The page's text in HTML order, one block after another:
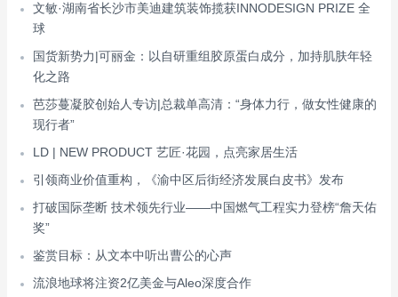
文敏·湖南省长沙市美迪建筑装饰揽获INNODESIGN PRIZE 全
球
国货新势力|可丽金：以自研重组胶原蛋白成分，加持肌肤年轻
化之路
芭莎蔓凝胶创始人专访|总裁单高清：“身体力行，做女性健康的
现行者”
LD | NEW PRODUCT 艺匠·花园，点亮家居生活
引领商业价值重构，《渝中区后街经济发展白皮书》发布
打破国际垄断 技术领先行业——中国燃气工程实力登榜“詹天佑
奖”
鉴赏目标：从文本中听出曹公的心声
流浪地球将注资2亿美金与Aleo深度合作